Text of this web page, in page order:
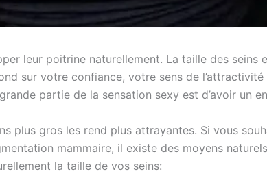
leur poitrine naturellement. La taille des seins
sur votre confiance, votre sens de
partie de la sensation sexy est d’avoir un
plus gros les rend plus attrayantes. Si vous
mammaire, il existe des moyens
la taille de vos seins: